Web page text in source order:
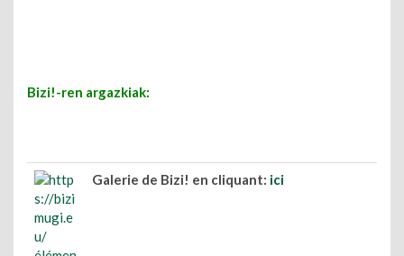
Bizi!-ren argazkiak:
Galerie de Bizi! en cliquant: ici